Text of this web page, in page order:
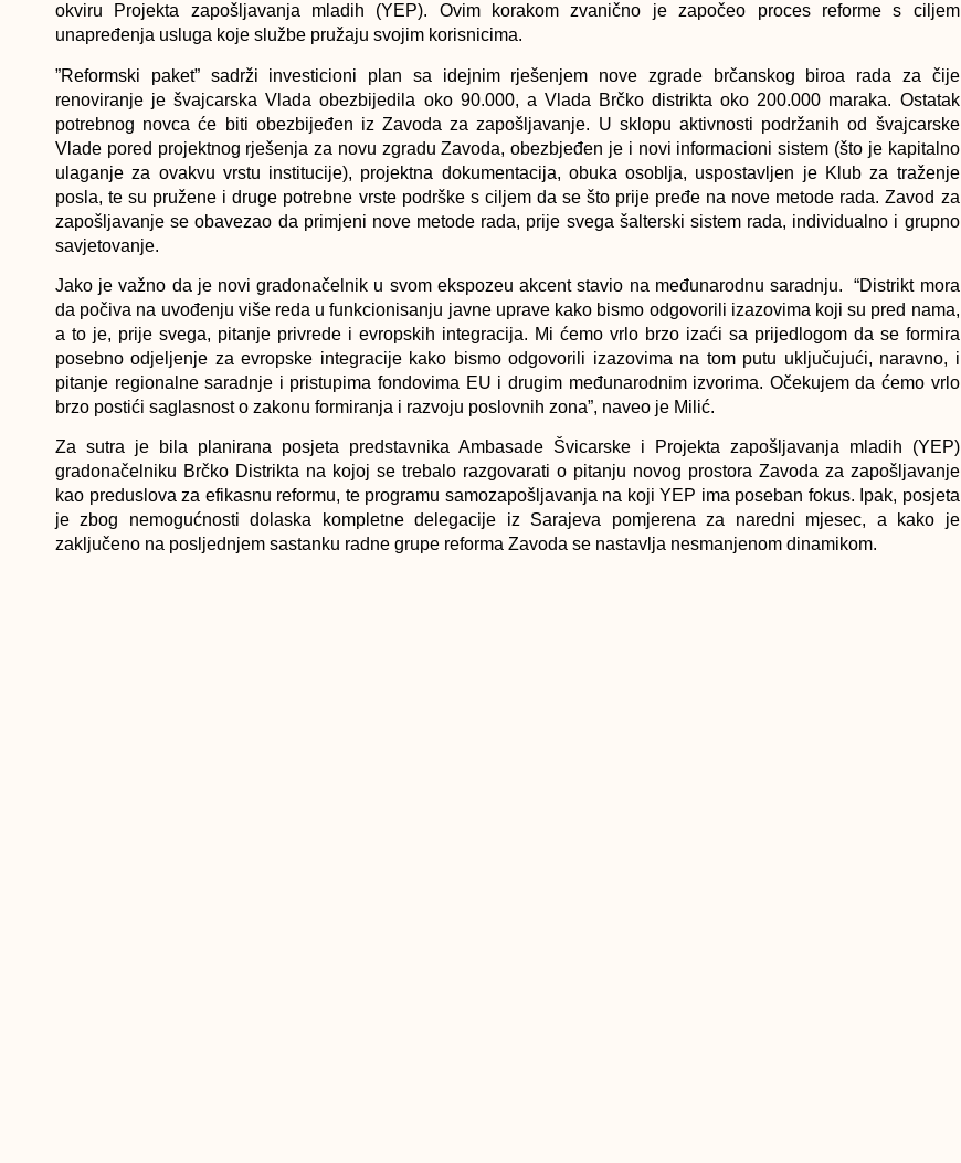
okviru Projekta zapošljavanja mladih (YEP). Ovim korakom zvanično je započeo proces reforme s ciljem
unapređenja usluga koje službe pružaju svojim korisnicima.
”Reformski paket” sadrži investicioni plan sa idejnim rješenjem nove zgrade brčanskog biroa rada za čije
renoviranje je švajcarska Vlada obezbijedila oko 90.000, a Vlada Brčko distrikta oko 200.000 maraka. Ostatak
potrebnog novca će biti obezbijeđen iz Zavoda za zapošljavanje. U sklopu aktivnosti podržanih od švajcarske
Vlade pored projektnog rješenja za novu zgradu Zavoda, obezbjeđen je i novi informacioni sistem (što je kapitalno
ulaganje za ovakvu vrstu institucije), projektna dokumentacija, obuka osoblja, uspostavljen je Klub za traženje
posla, te su pružene i druge potrebne vrste podrške s ciljem da se što prije pređe na nove metode rada. Zavod za
zapošljavanje se obavezao da primjeni nove metode rada, prije svega šalterski sistem rada, individualno i grupno
savjetovanje.
Jako je važno da je novi gradonačelnik u svom ekspozeu akcent stavio na međunarodnu saradnju. “Distrikt mora
da počiva na uvođenju više reda u funkcionisanju javne uprave kako bismo odgovorili izazovima koji su pred nama,
a to je, prije svega, pitanje privrede i evropskih integracija. Mi ćemo vrlo brzo izaći sa prijedlogom da se formira
posebno odjeljenje za evropske integracije kako bismo odgovorili izazovima na tom putu uključujući, naravno, i
pitanje regionalne saradnje i pristupima fondovima EU i drugim međunarodnim izvorima. Očekujem da ćemo vrlo
brzo postići saglasnost o zakonu formiranja i razvoju poslovnih zona”, naveo je Milić.
Za sutra je bila planirana posjeta predstavnika Ambasade Švicarske i Projekta zapošljavanja mladih (YEP)
gradonačelniku Brčko Distrikta na kojoj se trebalo razgovarati o pitanju novog prostora Zavoda za zapošljavanje
kao preduslova za efikasnu reformu, te programu samozapošljavanja na koji YEP ima poseban fokus. Ipak, posjeta
je zbog nemogućnosti dolaska kompletne delegacije iz Sarajeva pomjerena za naredni mjesec, a kako je
zaključeno na posljednjem sastanku radne grupe reforma Zavoda se nastavlja nesmanjenom dinamikom.